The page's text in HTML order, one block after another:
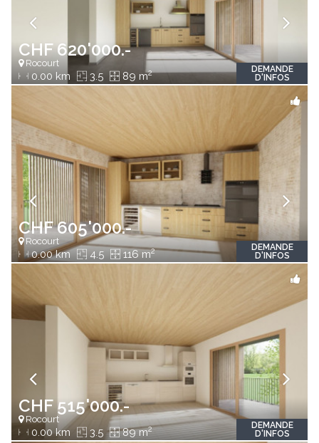
CHF 620'000.-
Rocourt
0.00 km 3.5 89 m2
DEMANDE
D'INFOS
CHF 605'000.-
Rocourt
0.00 km 4.5 116 m2
DEMANDE
D'INFOS
CHF 515'000.-
Rocourt
0.00 km 3.5 89 m2
DEMANDE
D'INFOS